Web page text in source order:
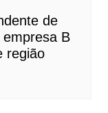
de
B
região